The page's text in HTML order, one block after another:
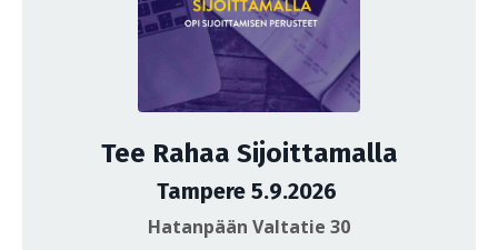
Tee Rahaa Sijoittamalla
Tampere 5.9.2026
Hatanpään Valtatie 30